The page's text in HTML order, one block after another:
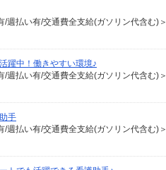
払い有/交通費全支給(ガソリン代含む)＞
躍中！働きやすい環境♪
払い有/交通費全支給(ガソリン代含む)＞
手
払い有/交通費全支給(ガソリン代含む)＞